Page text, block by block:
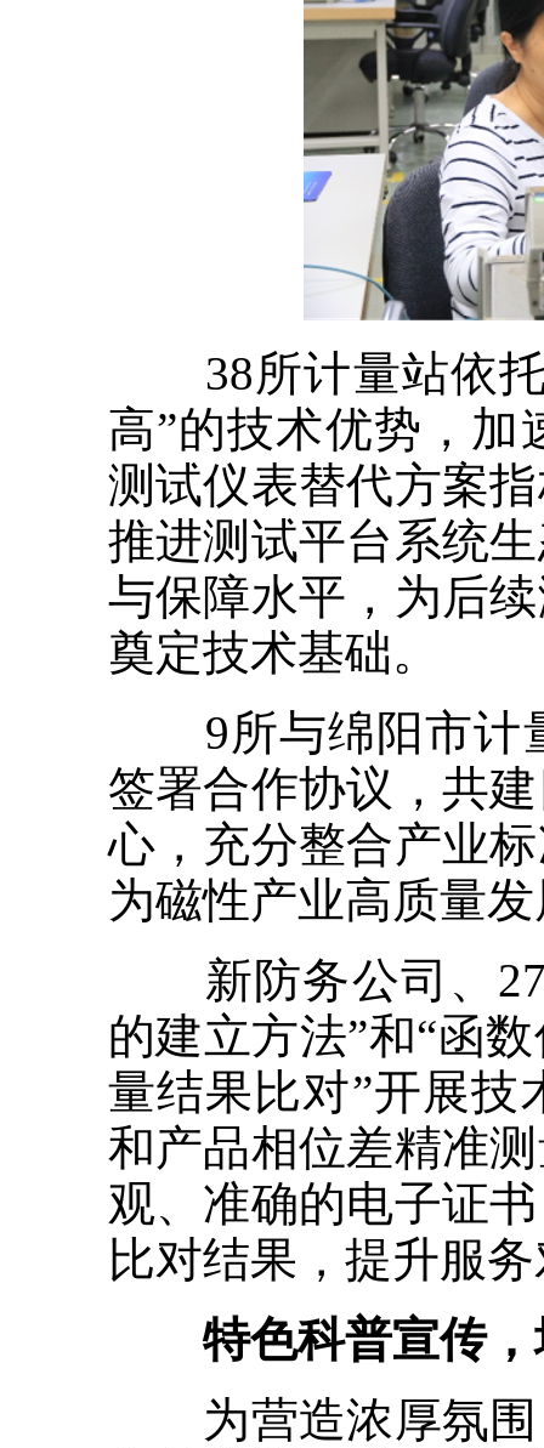
38所计量站依托
高”的技术优势，
测试仪表替代方案
推进测试平台系统
与保障水平，为后
奠定技术基础。
9所与绵阳市计量
签署合作协议，共
心，充分整合产业
为磁性产业高质量
新防务公司、27
的建立方法”和“函
量结果比对”开展技
和产品相位差精准
观、准确的电子证
比对结果，提升服
特色科普宣传，
为营造浓厚氛围